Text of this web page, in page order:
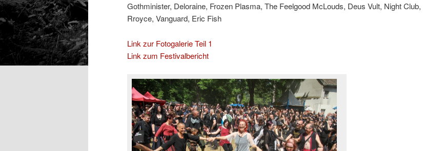
Gothminister, Deloraine, Frozen Plasma, The Feelgood McLouds, Deus Vult, Night Club,
Rroyce, Vanguard, Eric Fish
Link zur Fotogalerie Teil 1
Link zum Festivalbericht